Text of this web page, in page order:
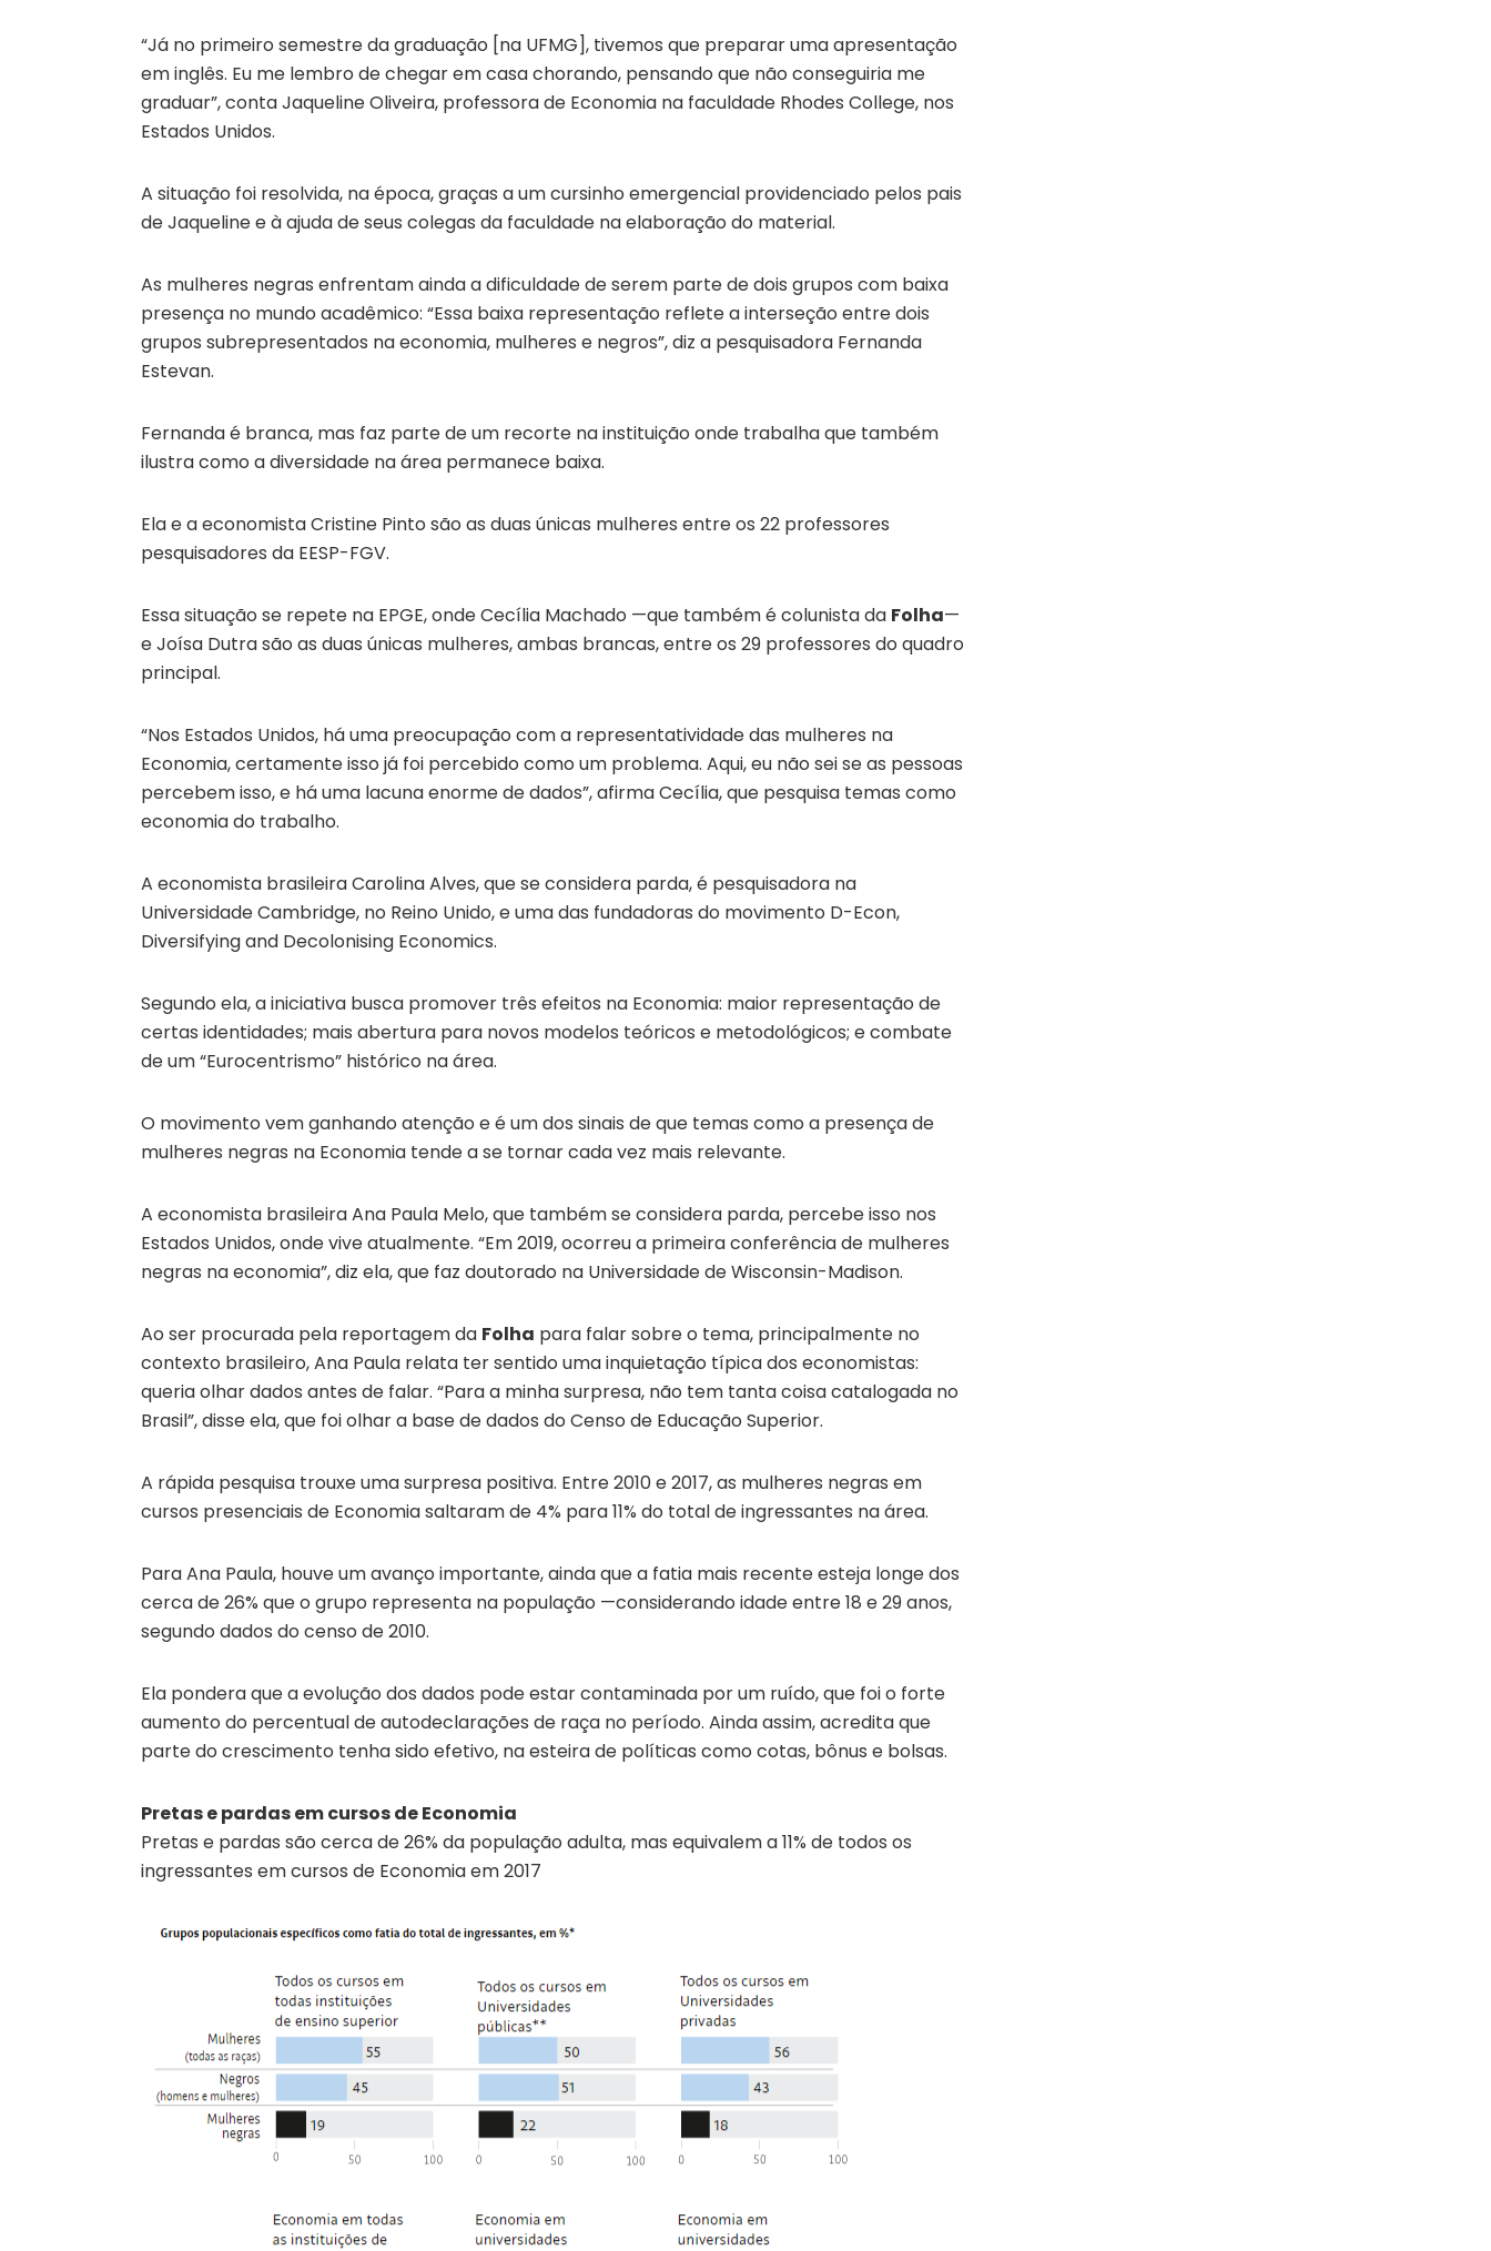
“Já no primeiro semestre da graduação [na UFMG], tivemos que preparar uma apresentação
em inglês. Eu me lembro de chegar em casa chorando, pensando que não conseguiria me
graduar”, conta Jaqueline Oliveira, professora de Economia na faculdade Rhodes College, nos
Estados Unidos.
A situação foi resolvida, na época, graças a um cursinho emergencial providenciado pelos pais
de Jaqueline e à ajuda de seus colegas da faculdade na elaboração do material.
As mulheres negras enfrentam ainda a dificuldade de serem parte de dois grupos com baixa
presença no mundo acadêmico: “Essa baixa representação reflete a interseção entre dois
grupos subrepresentados na economia, mulheres e negros”, diz a pesquisadora Fernanda
Estevan.
Fernanda é branca, mas faz parte de um recorte na instituição onde trabalha que também
ilustra como a diversidade na área permanece baixa.
Ela e a economista Cristine Pinto são as duas únicas mulheres entre os 22 professores
pesquisadores da EESP-FGV.
Essa situação se repete na EPGE, onde Cecília Machado —que também é colunista da Folha—
e Joísa Dutra são as duas únicas mulheres, ambas brancas, entre os 29 professores do quadro
principal.
“Nos Estados Unidos, há uma preocupação com a representatividade das mulheres na
Economia, certamente isso já foi percebido como um problema. Aqui, eu não sei se as pessoas
percebem isso, e há uma lacuna enorme de dados”, afirma Cecília, que pesquisa temas como
economia do trabalho.
A economista brasileira Carolina Alves, que se considera parda, é pesquisadora na
Universidade Cambridge, no Reino Unido, e uma das fundadoras do movimento D-Econ,
Diversifying and Decolonising Economics.
Segundo ela, a iniciativa busca promover três efeitos na Economia: maior representação de
certas identidades; mais abertura para novos modelos teóricos e metodológicos; e combate
de um “Eurocentrismo” histórico na área.
O movimento vem ganhando atenção e é um dos sinais de que temas como a presença de
mulheres negras na Economia tende a se tornar cada vez mais relevante.
A economista brasileira Ana Paula Melo, que também se considera parda, percebe isso nos
Estados Unidos, onde vive atualmente. “Em 2019, ocorreu a primeira conferência de mulheres
negras na economia”, diz ela, que faz doutorado na Universidade de Wisconsin-Madison.
Ao ser procurada pela reportagem da Folha para falar sobre o tema, principalmente no
contexto brasileiro, Ana Paula relata ter sentido uma inquietação típica dos economistas:
queria olhar dados antes de falar. “Para a minha surpresa, não tem tanta coisa catalogada no
Brasil”, disse ela, que foi olhar a base de dados do Censo de Educação Superior.
A rápida pesquisa trouxe uma surpresa positiva. Entre 2010 e 2017, as mulheres negras em
cursos presenciais de Economia saltaram de 4% para 11% do total de ingressantes na área.
Para Ana Paula, houve um avanço importante, ainda que a fatia mais recente esteja longe dos
cerca de 26% que o grupo representa na população —considerando idade entre 18 e 29 anos,
segundo dados do censo de 2010.
Ela pondera que a evolução dos dados pode estar contaminada por um ruído, que foi o forte
aumento do percentual de autodeclarações de raça no período. Ainda assim, acredita que
parte do crescimento tenha sido efetivo, na esteira de políticas como cotas, bônus e bolsas.
Pretas e pardas em cursos de Economia
Pretas e pardas são cerca de 26% da população adulta, mas equivalem a 11% de todos os
ingressantes em cursos de Economia em 2017